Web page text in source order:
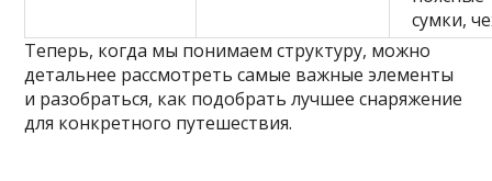
сумки,
Теперь, когда мы понимаем структуру, можно
детальнее рассмотреть самые важные элементы
и разобраться, как подобрать лучшее снаряжение
для конкретного путешествия.